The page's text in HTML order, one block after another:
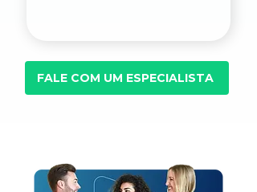
FALE COM UM ESPECIALISTA